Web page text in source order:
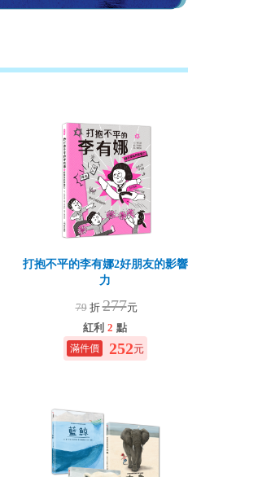
打抱不平的李有娜2好朋友的影響
力
79 折277元
紅利 2 點
252元